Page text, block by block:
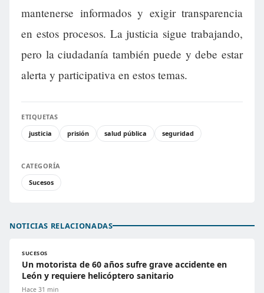
mantenerse informados y exigir transparencia
en estos procesos. La justicia sigue trabajando,
pero la ciudadanía también puede y debe estar
alerta y participativa en estos temas.
ETIQUETAS
justicia
prisión salud pública seguridad
CATEGORÍA
Sucesos
NOTICIAS RELACIONADAS
SUCESOS
Un motorista de 60 años sufre grave accidente en
León y requiere helicóptero sanitario
Hace 31 min